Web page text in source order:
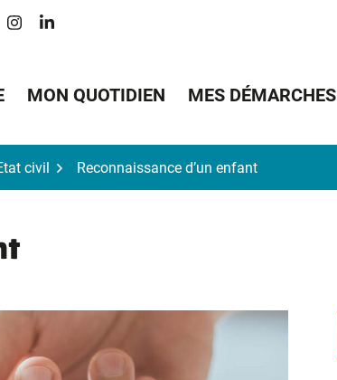
d'accessibilité
vers le compte Facebook
Lien vers le compte Instagram
Lien vers le compte Linkedin
MON QUOTIDIEN MES DÉMARCHES
civil Reconnaissance d’un enfant